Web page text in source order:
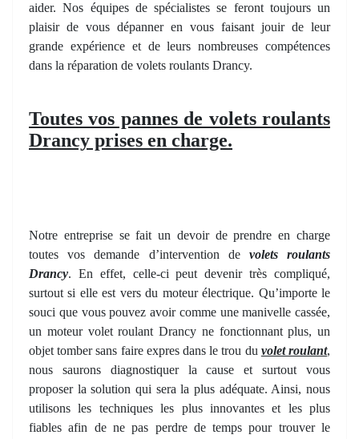
aider. Nos équipes de spécialistes se feront toujours un
plaisir de vous dépanner en vous faisant jouir de leur
grande expérience et de leurs nombreuses compétences
dans la réparation de volets roulants Drancy.
Toutes vos pannes de volets roulants
Drancy prises en charge.
Notre entreprise se fait un devoir de prendre en charge
toutes vos demande d’intervention de volets roulants
Drancy. En effet, celle-ci peut devenir très compliqué,
surtout si elle est vers du moteur électrique. Qu’importe le
souci que vous pouvez avoir comme une manivelle cassée,
un moteur volet roulant Drancy ne fonctionnant plus, un
objet tomber sans faire expres dans le trou du volet roulant,
nous saurons diagnostiquer la cause et surtout vous
proposer la solution qui sera la plus adéquate. Ainsi, nous
utilisons les techniques les plus innovantes et les plus
fiables afin de ne pas perdre de temps pour trouver le